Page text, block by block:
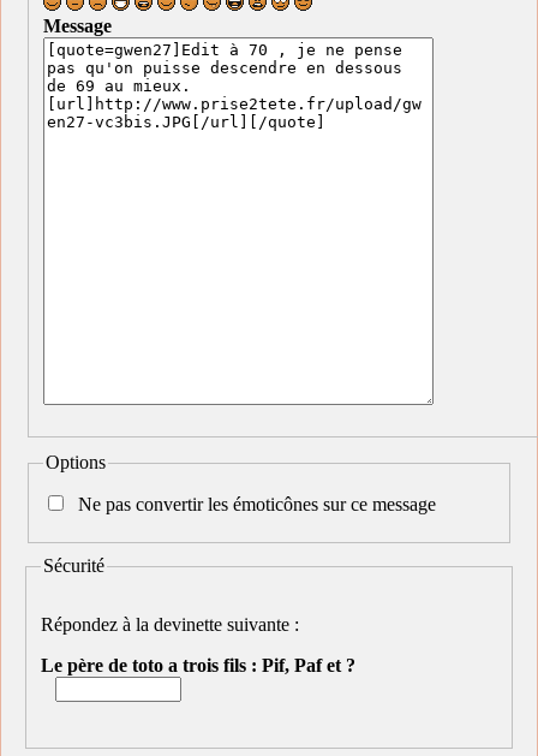
Message
Options
Ne pas convertir les émoticônes sur ce message
Sécurité
Répondez à la devinette suivante :
Le père de toto a trois fils : Pif, Paf et ?